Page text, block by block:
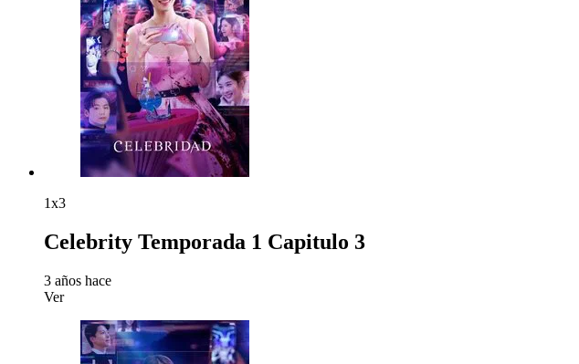
1x3
Celebrity Temporada 1 Capitulo 3
3 años hace
Ver